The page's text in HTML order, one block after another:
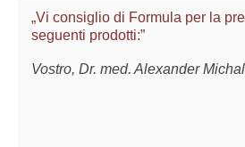
„Vi consiglio di Formula per la
seguenti prodotti:”
Vostro, Dr. med. Alexander